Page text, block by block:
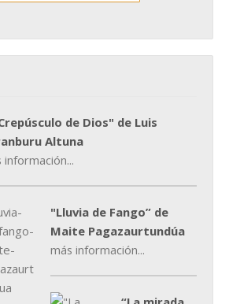
de Dios" de Luis
Altuna
información...
"Lluvia de Fango” de
Maite Pagazaurtundúa
más información...